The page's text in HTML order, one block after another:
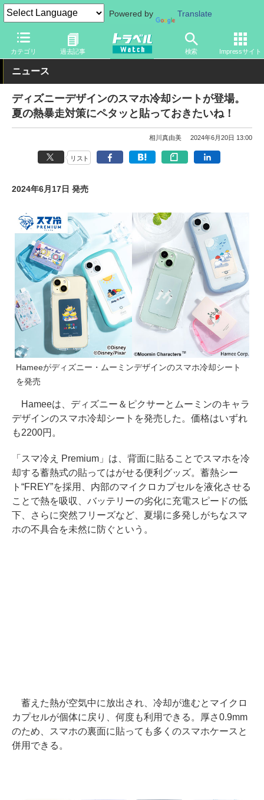
Powered by Translate
カテゴリ 過去記事 検索 Impressサイト
トラベル Watch 旅の情報 観光地 ディズニーリゾート
ニュース
ディズニーデザインのスマホ冷却シートが登場。
夏の熱暴走対策にペタッと貼っておきたいね！
相川真由美 2024年6月20日 13:00
リスト
2024年6月17日 発売
Hameeがディズニー・ムーミンデザインのスマホ冷却シート
を発売
Hameeは、ディズニー＆ピクサーとムーミンのキャラ
デザインのスマホ冷却シートを発売した。価格はいずれ
も2200円。
「スマ冷え Premium」は、背面に貼ることでスマホを冷
却する蓄熱式の貼ってはがせる便利グッズ。蓄熱シー
ト“FREY”を採用、内部のマイクロカプセルを液化させる
ことで熱を吸収、バッテリーの劣化に充電スピードの低
下、さらに突然フリーズなど、夏場に多発しがちなスマ
ホの不具合を未然に防ぐという。
蓄えた熱が空気中に放出され、冷却が進むとマイクロ
カプセルが個体に戻り、何度も利用できる。厚さ0.9mm
のため、スマホの裏面に貼っても多くのスマホケースと
併用できる。